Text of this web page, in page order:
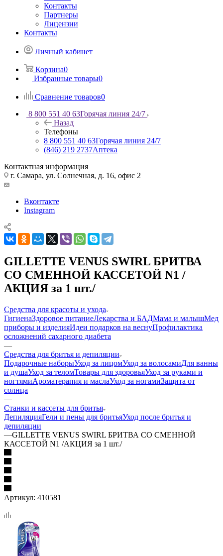
Контакты
Партнеры
Лицензии
Контакты
Личный кабинет
Корзина0
Избранные товары0
Сравнение товаров0
8 800 551 40 63Горячая линия 24/7
Назад
Телефоны
8 800 551 40 63Горячая линия 24/7
(846) 219 2737Аптека
Контактная информация
г. Самара, ул. Солнечная, д. 16, офис 2
Вконтакте
Instagram
GILLETTE VENUS SWIRL БРИТВА
СО СМЕННОЙ КАССЕТОЙ N1 /
АКЦИЯ за 1 шт./
Средства для красоты и ухода
ГигиенаЗдоровое питаниеЛекарства и БАДМама и малышМед
приборы и изделияИдеи подарков на веснуПрофилактика
осложнений сахарного диабета
—
Средства для бритья и депиляции
Подарочные наборыУход за лицомУход за волосамиДля ванны
и душаУход за теломТовары для здоровьяУход за руками и
ногтямиАроматерапия и маслаУход за ногамиЗащита от
солнца
—
Станки и кассеты для бритья
ДепиляцияГели и пены для бритьяУход после бритья и
депиляции
—GILLETTE VENUS SWIRL БРИТВА СО СМЕННОЙ
КАССЕТОЙ N1 /АКЦИЯ за 1 шт./
Артикул: 410581